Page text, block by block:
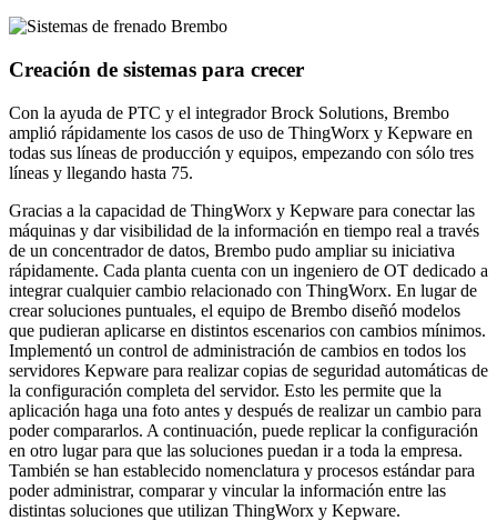
Creación de sistemas para crecer
Con la ayuda de PTC y el integrador Brock Solutions, Brembo
amplió rápidamente los casos de uso de ThingWorx y Kepware en
todas sus líneas de producción y equipos, empezando con sólo tres
líneas y llegando hasta 75.
Gracias a la capacidad de ThingWorx y Kepware para conectar las
máquinas y dar visibilidad de la información en tiempo real a través
de un concentrador de datos, Brembo pudo ampliar su iniciativa
rápidamente. Cada planta cuenta con un ingeniero de OT dedicado a
integrar cualquier cambio relacionado con ThingWorx. En lugar de
crear soluciones puntuales, el equipo de Brembo diseñó modelos
que pudieran aplicarse en distintos escenarios con cambios mínimos.
Implementó un control de administración de cambios en todos los
servidores Kepware para realizar copias de seguridad automáticas de
la configuración completa del servidor. Esto les permite que la
aplicación haga una foto antes y después de realizar un cambio para
poder compararlos. A continuación, puede replicar la configuración
en otro lugar para que las soluciones puedan ir a toda la empresa.
También se han establecido nomenclatura y procesos estándar para
poder administrar, comparar y vincular la información entre las
distintas soluciones que utilizan ThingWorx y Kepware.